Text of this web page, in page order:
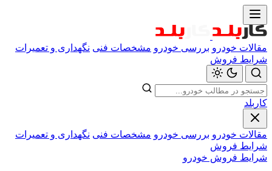
مقالات خودرو بررسی خودرو مشخصات فنی نگهداری و تعمیرات
شرایط فروش
کاربلد
مقالات خودرو بررسی خودرو مشخصات فنی نگهداری و تعمیرات
شرایط فروش
شرایط فروش خودرو